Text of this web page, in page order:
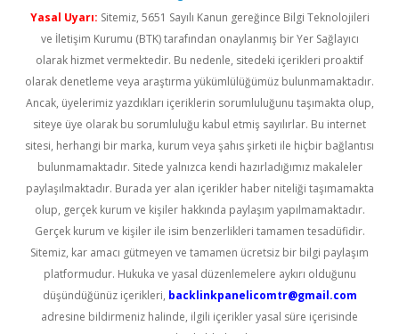
Yasal Uyarı: Sitemiz, 5651 Sayılı Kanun gereğince Bilgi Teknolojileri
ve İletişim Kurumu (BTK) tarafından onaylanmış bir Yer Sağlayıcı
olarak hizmet vermektedir. Bu nedenle, sitedeki içerikleri proaktif
olarak denetleme veya araştırma yükümlülüğümüz bulunmamaktadır.
Ancak, üyelerimiz yazdıkları içeriklerin sorumluluğunu taşımakta olup,
siteye üye olarak bu sorumluluğu kabul etmiş sayılırlar. Bu internet
sitesi, herhangi bir marka, kurum veya şahıs şirketi ile hiçbir bağlantısı
bulunmamaktadır. Sitede yalnızca kendi hazırladığımız makaleler
paylaşılmaktadır. Burada yer alan içerikler haber niteliği taşımamakta
olup, gerçek kurum ve kişiler hakkında paylaşım yapılmamaktadır.
Gerçek kurum ve kişiler ile isim benzerlikleri tamamen tesadüfidir.
Sitemiz, kar amacı gütmeyen ve tamamen ücretsiz bir bilgi paylaşım
platformudur. Hukuka ve yasal düzenlemelere aykırı olduğunu
düşündüğünüz içerikleri, backlinkpanelicomtr@gmail.com
adresine bildirmeniz halinde, ilgili içerikler yasal süre içerisinde